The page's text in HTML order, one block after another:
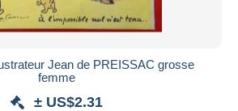
Jean de PREISSAC grosse
femme
± US$2.31